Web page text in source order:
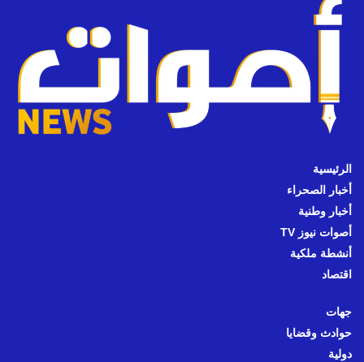
الرئيسية
أخبار الصحراء
أخبار وطنية
أصوات نيوز TV
أنشطة ملكية
اقتصاد
جهات
حوادث وقضايا
دولية